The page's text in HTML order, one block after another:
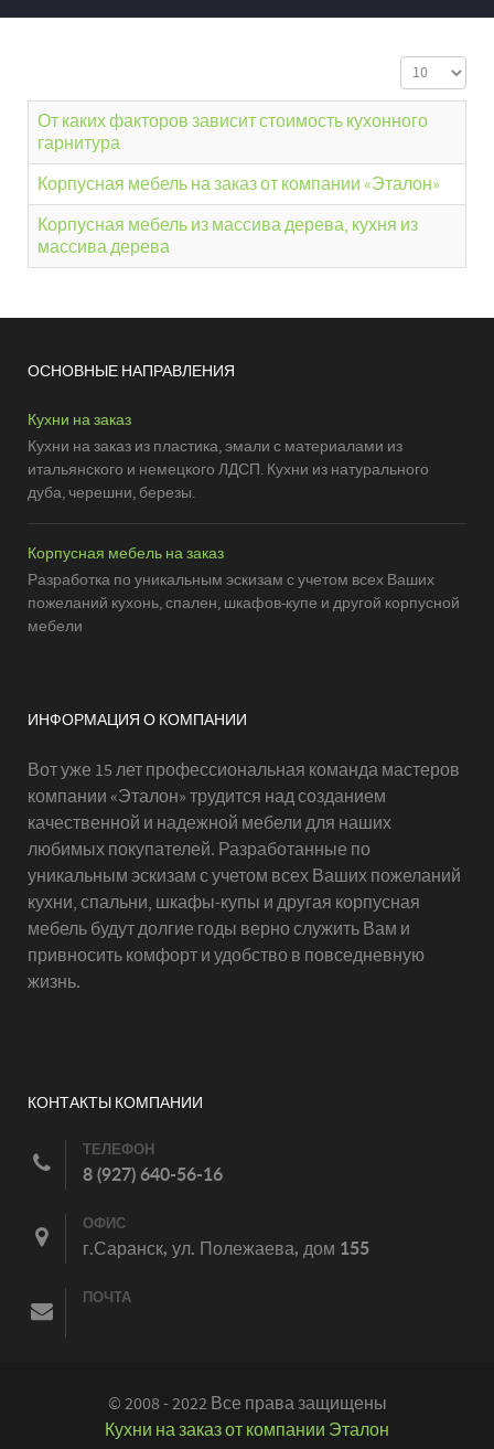
Кол-во
От каких факторов зависит стоимость кухонного
гарнитура
Корпусная мебель на заказ от компании «Эталон»
Корпусная мебель из массива дерева, кухня из
массива дерева
ОСНОВНЫЕ НАПРАВЛЕНИЯ
Кухни на заказ
Кухни на заказ из пластика, эмали с материалами из
итальянского и немецкого ЛДСП. Кухни из натурального
дуба, черешни, березы.
Корпусная мебель на заказ
Разработка по уникальным эскизам с учетом всех Ваших
пожеланий кухонь, спален, шкафов-купе и другой корпусной
мебели
ИНФОРМАЦИЯ О КОМПАНИИ
Вот уже 15 лет профессиональная команда мастеров
компании «Эталон» трудится над созданием
качественной и надежной мебели для наших
любимых покупателей. Разработанные по
уникальным эскизам с учетом всех Ваших пожеланий
кухни, спальни, шкафы-купы и другая корпусная
мебель будут долгие годы верно служить Вам и
привносить комфорт и удобство в повседневную
жизнь.
КОНТАКТЫ КОМПАНИИ
ТЕЛЕФОН
8 (927) 640-56-16
ОФИС
г.Саранск, ул. Полежаева, дом 155
ПОЧТА
© 2008 - 2022 Все права защищены
Кухни на заказ от компании Эталон